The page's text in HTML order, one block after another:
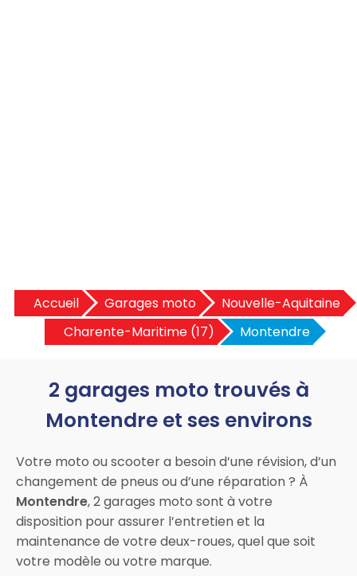
Accueil Garages moto
Nouvelle-Aquitaine
Charente-Maritime (17)
Montendre
2 garages moto trouvés à
Montendre et ses environs
Votre moto ou scooter a besoin d’une révision, d’un
changement de pneus ou d’une réparation ? À
Montendre, 2 garages moto sont à votre
disposition pour assurer l’entretien et la
maintenance de votre deux-roues, quel que soit
votre modèle ou votre marque.